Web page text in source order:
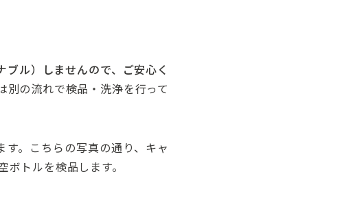
ル）しませんので、ご安心く
の流れで検品・洗浄を行って
。こちらの写真の通り、キャ
トルを検品します。